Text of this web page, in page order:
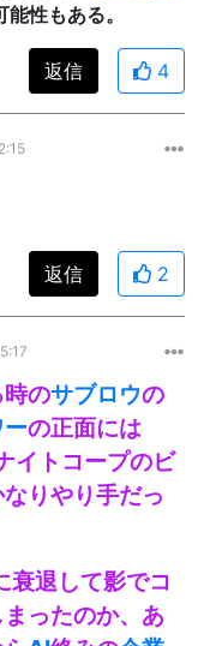
性もある。
返信 4
返信
2
のサブロウの
の正面には
イトコープのビ
りやり手だっ
退して影でコ
ったのか、あ